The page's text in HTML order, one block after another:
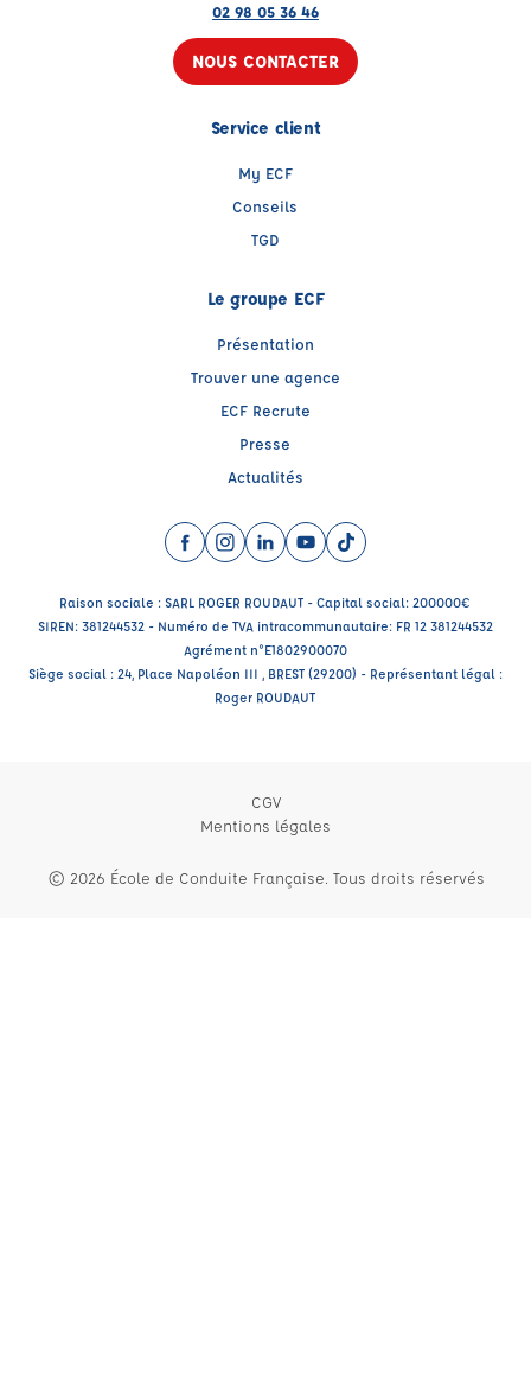
02 98 05 36 46
NOUS CONTACTER
Service client
My ECF
Conseils
TGD
Le groupe ECF
Présentation
Trouver une agence
ECF Recrute
Presse
Actualités
Facebook (nouvelle fenêtre)
Instagram (nouvelle fenêtre)
LinkedIn (nouvelle fenêtre)
YouTube (nouvelle fenêtre)
TikTok (nouvelle
Raison sociale : SARL ROGER ROUDAUT - Capital social: 200000€
SIREN: 381244532 - Numéro de TVA intracommunautaire: FR 12 381244532
Agrément n°E1802900070
Siège social : 24, Place Napoléon III , BREST (29200) - Représentant légal :
Roger ROUDAUT
CGV
Mentions légales
© 2026 École de Conduite Française. Tous droits réservés